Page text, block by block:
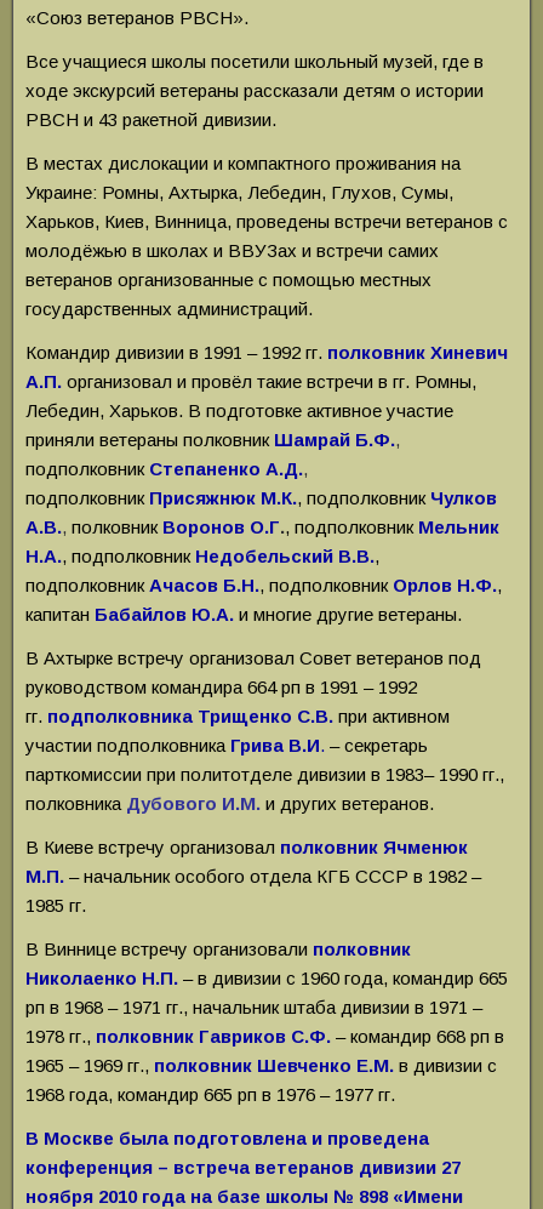
«Союз ветеранов РВСН».
Все учащиеся школы посетили школьный музей, где в
ходе экскурсий ветераны рассказали детям о истории
РВСН и 43 ракетной дивизии.
В местах дислокации и компактного проживания на
Украине: Ромны, Ахтырка, Лебедин, Глухов, Сумы,
Харьков, Киев, Винница, проведены встречи ветеранов с
молодёжью в школах и ВВУЗах и встречи самих
ветеранов организованные с помощью местных
государственных администраций.
Командир дивизии в 1991 – 1992 гг. полковник Хиневич
А.П. организовал и провёл такие встречи в гг. Ромны,
Лебедин, Харьков. В подготовке активное участие
приняли ветераны полковник Шамрай Б.Ф.,
подполковник Степаненко А.Д.,
подполковник Присяжнюк М.К., подполковник Чулков
А.В., полковник Воронов О.Г., подполковник Мельник
Н.А., подполковник Недобельский В.В.,
подполковник Ачасов Б.Н., подполковник Орлов Н.Ф.,
капитан Бабайлов Ю.А. и многие другие ветераны.
В Ахтырке встречу организовал Совет ветеранов под
руководством командира 664 рп в 1991 – 1992
гг. подполковника Трищенко С.В. при активном
участии подполковника Грива В.И. – секретарь
парткомиссии при политотделе дивизии в 1983– 1990 гг.,
полковника Дубового И.М. и других ветеранов.
В Киеве встречу организовал полковник Ячменюк
М.П. – начальник особого отдела КГБ СССР в 1982 –
1985 гг.
В Виннице встречу организовали полковник
Николаенко Н.П. – в дивизии с 1960 года, командир 665
рп в 1968 – 1971 гг., начальник штаба дивизии в 1971 –
1978 гг., полковник Гавриков С.Ф. – командир 668 рп в
1965 – 1969 гг., полковник Шевченко Е.М. в дивизии с
1968 года, командир 665 рп в 1976 – 1977 гг.
В Москве была подготовлена и проведена
конференция – встреча ветеранов дивизии 27
ноября 2010 года на базе школы № 898 «Имени